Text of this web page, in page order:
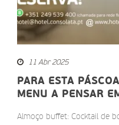
11 Abr 2025
PARA ESTA
MENU A PENSAR
Almoço buffet: Cocktail de